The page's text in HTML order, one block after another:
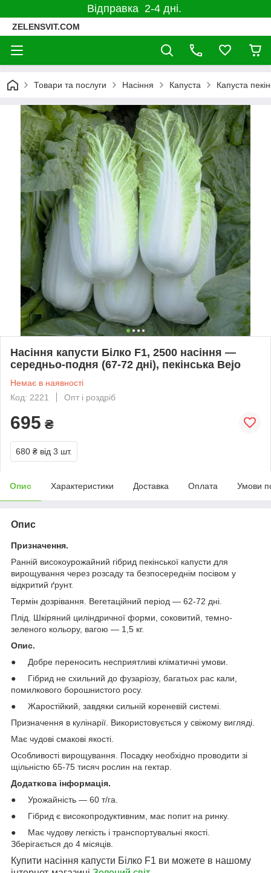
Відправка 2-4 дні.
ZELENSVIT.COM
Товари та послуги Насіння Капуста Капуста
Насіння капусти Білко F1, 2500 насіння —
середньо-подня (67-72 дні), пекінська Bejo
Немає в наявності
Код: 2221
Опт і роздріб
695 ₴
680 ₴ від 3 шт.
Опис Характеристики Доставка Оплата Умови
Опис
Призначення.
Ранній високоурожайний гібрид пекінської капусти для
вирощування через розсаду та безпосереднім посівом у
відкритий ґрунт.
Термін дозрівання. Вегетаційний період — 62-72 дні.
Плід. Шкіряний циліндричної форми, соковитий, темно-
зеленого кольору, вагою — 1,5 кг.
Опис.
● Добре переносить несприятливі кліматичні умови.
● Гібрид не схильний до фузаріозу, багатьох рас кали,
помилкового борошнистого росу.
● Жаростійкий, завдяки сильній кореневій системі.
Призначення в кулінарії. Використовується у свіжому вигляді.
Має чудові смакові якості.
Особливості вирощування. Посадку необхідно проводити зі
щільністю 65-75 тисяч рослин на гектар.
Додаткова інформація.
● Урожайність — 60 т/га.
● Гібрид є високопродуктивним, має попит на ринку.
● Має чудову легкість і транспортувальні якості.
Зберігається до 4 місяців.
Купити насіння капусти Білко F1 ви можете в нашому